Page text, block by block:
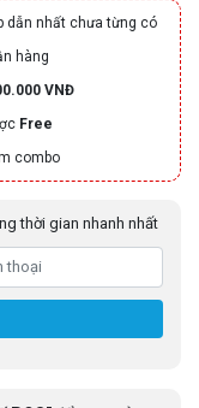
dẫn nhất chưa từng có
hàng
VNĐ
Free
combo
thời gian nhanh nhất